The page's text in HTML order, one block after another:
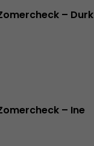
– Durk
– Ine